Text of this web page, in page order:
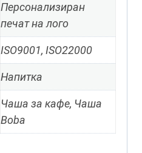
Персонализиран
печат на лого
ISO9001, ISO22000
Напитка
Чаша за кафе, Чаша
Boba